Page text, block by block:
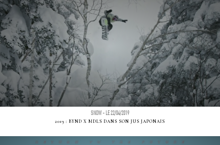
SNOW - LE 22/04/2019
2019 : BYND X MDLS DANS SON JUS JAPONAIS